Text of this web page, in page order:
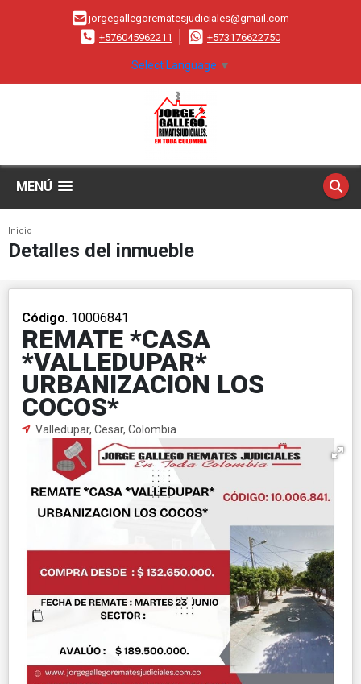
jorgegallegorematesjudiciales@gmail.com
+576045962211
+573176622750
Select Language ▼
MENÚ
Inicio
Detalles del inmueble
Código. 10006841
REMATE *CASA
*VALLEDUPAR*
URBANIZACION LOS
COCOS*
Valledupar, Cesar, Colombia